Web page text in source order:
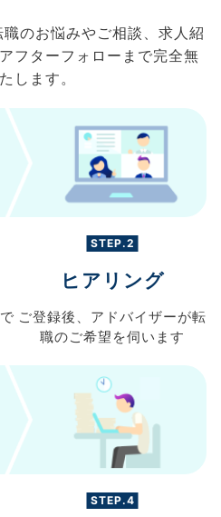
のお悩みやご相談、求人紹
フターフォローまで完全無
します。
STEP.2
ヒアリング
ご登録後、 アドバイザーが転
職のご希望を伺います
STEP.4